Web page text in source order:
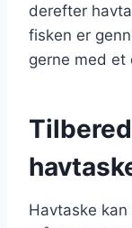
derefter
fisken er
gerne med et
Havtaske